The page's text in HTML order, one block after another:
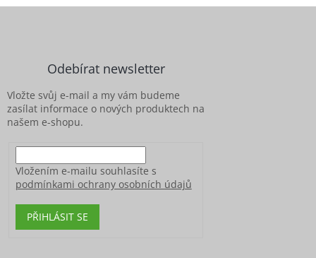
Odebírat newsletter
Vložte svůj e-mail a my vám budeme
zasílat informace o nových produktech na
našem e-shopu.
Vložením e-mailu souhlasíte s
podmínkami ochrany osobních údajů
PŘIHLÁSIT SE